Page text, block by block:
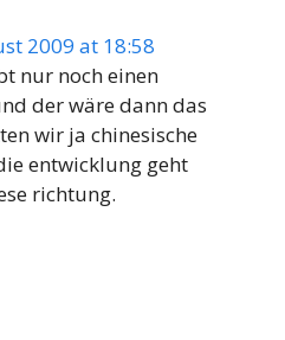
2009 at 18:58
nur noch einen
der wäre dann das
wir ja chinesische
entwicklung geht
richtung.